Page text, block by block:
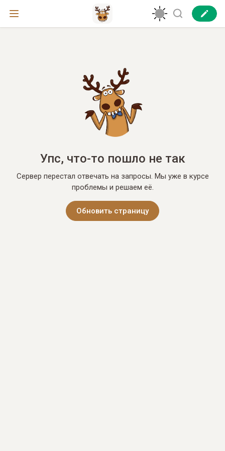
Упс, что-то пошло не так
Сервер перестал отвечать на запросы. Мы уже в курсе
проблемы и решаем её.
Обновить страницу